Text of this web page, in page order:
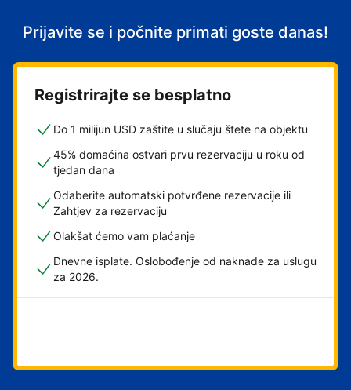
Prijavite se i počnite primati goste danas!
Registrirajte se besplatno
Do 1 milijun USD zaštite u slučaju štete na objektu
45% domaćina ostvari prvu rezervaciju u roku od
tjedan dana
Odaberite automatski potvrđene rezervacije ili
Zahtjev za rezervaciju
Olakšat ćemo vam plaćanje
Dnevne isplate. Oslobođenje od naknade za uslugu
za 2026.
Započni odmah